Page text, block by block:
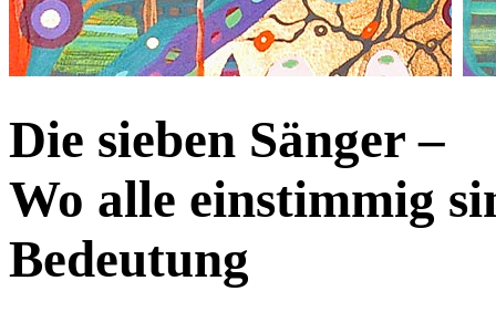
Die sieben Sänger –
Wo alle einstimmig
Bedeutung